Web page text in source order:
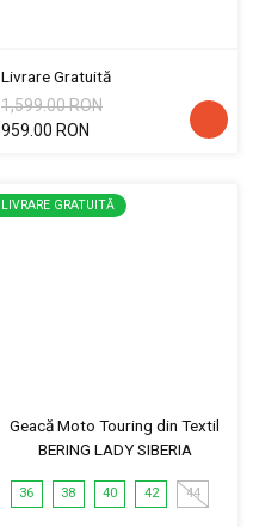
Livrare Gratuită
1,599.00 RON
959.00 RON
LIVRARE GRATUITĂ
Geacă Moto Touring din Textil
BERING LADY SIBERIA
36 38 40 42 44